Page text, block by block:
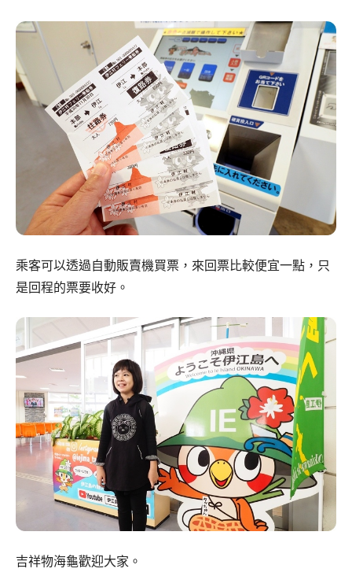
乘客可以透過自動販賣機買票，來回票比較便宜一點，只
是回程的票要收好。
吉祥物海龜歡迎大家。